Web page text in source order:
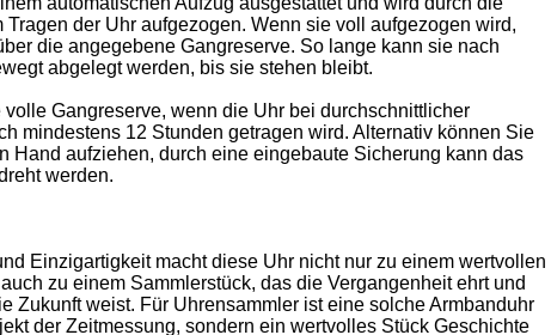
Tragen der Uhr aufgezogen. Wenn sie voll aufgezogen wird,
die angegebene Gangreserve. So lange kann sie nach
abgelegt werden, bis sie stehen bleibt.
volle Gangreserve, wenn die Uhr bei durchschnittlicher
mindestens 12 Stunden getragen wird. Alternativ können Sie
Hand aufziehen, durch eine eingebaute Sicherung kann das
werden.
Einzigartigkeit macht diese Uhr nicht nur zu einem wertvollen
zu einem Sammlerstück, das die Vergangenheit ehrt und
Zukunft weist. Für Uhrensammler ist eine solche Armbanduhr
der Zeitmessung, sondern ein wertvolles Stück Geschichte